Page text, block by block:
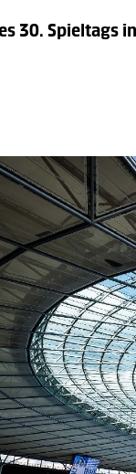
30. Spieltags